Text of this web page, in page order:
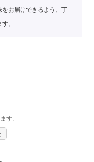
をお届けできるよう、丁
。
す。